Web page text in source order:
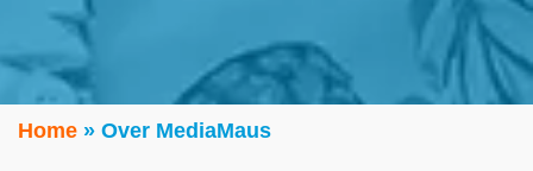
Home » Over MediaMaus